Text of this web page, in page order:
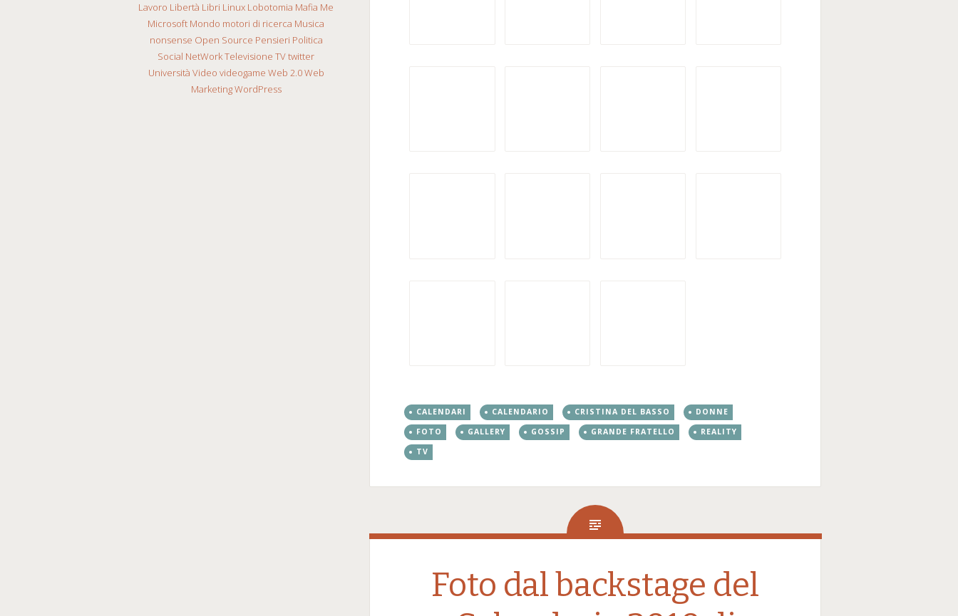
Lavoro Libertà Libri Linux Lobotomia Mafia Me
Microsoft Mondo motori di ricerca Musica
nonsense Open Source Pensieri Politica
Social NetWorkTelevisione TVtwitter
Università Video videogame Web 2.0Web
MarketingWordPress
CALENDARI CALENDARIO CRISTINA DEL BASSO
DONNE
FOTO
GALLERY GOSSIP GRANDE FRATELLO
REALITY
TV
Foto dal backstage del